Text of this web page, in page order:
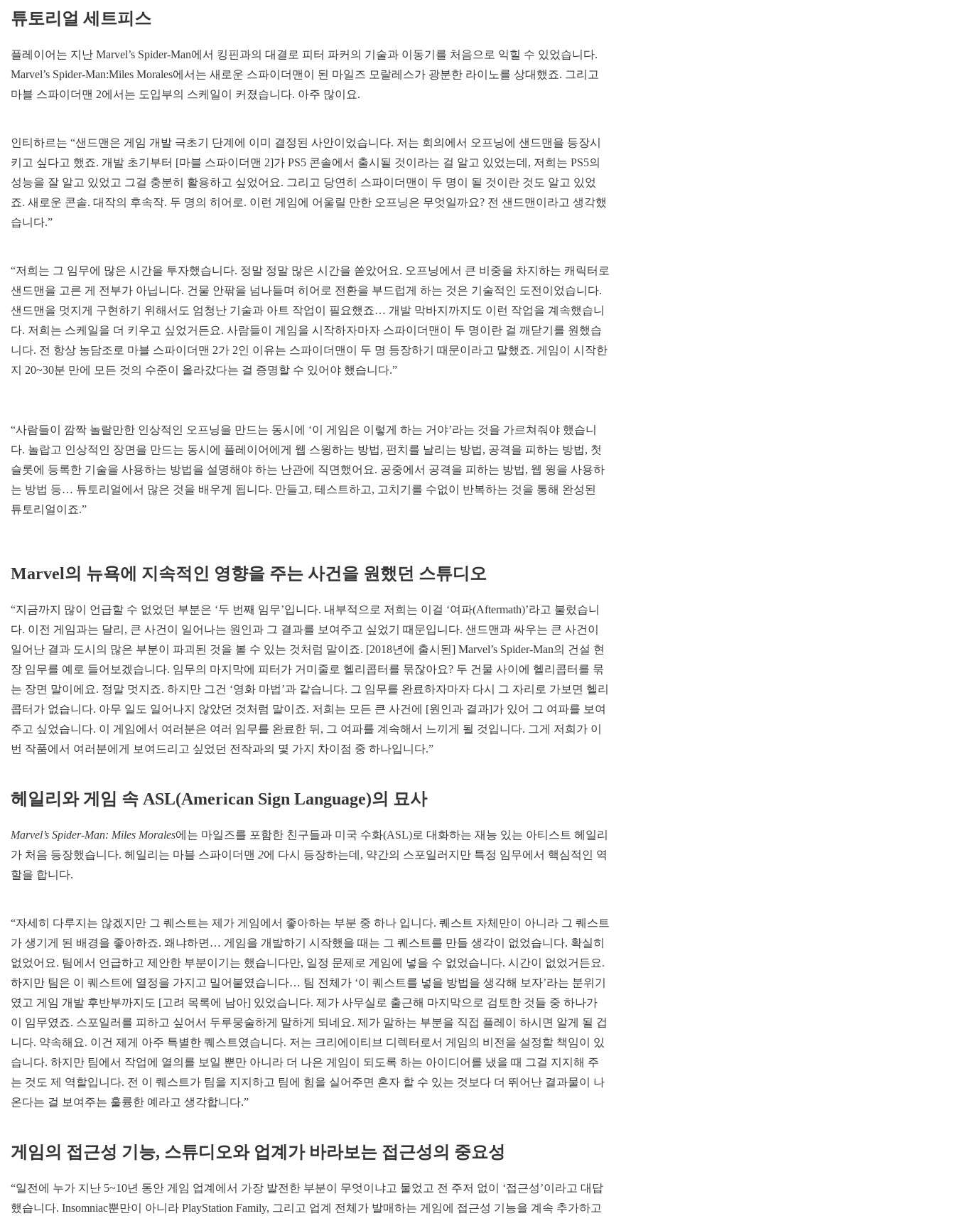
튜토리얼 세트피스
플레이어는 지난 Marvel’s Spider-Man에서 킹핀과의 대결로 피터 파커의 기술과 이동기를 처음으로 익힐 수 있었습니다.
Marvel’s Spider-Man:Miles Morales에서는 새로운 스파이더맨이 된 마일즈 모랄레스가 광분한 라이노를 상대했죠. 그리고
마블 스파이더맨 2에서는 도입부의 스케일이 커졌습니다. 아주 많이요.
인티하르는 “샌드맨은 게임 개발 극초기 단계에 이미 결정된 사안이었습니다. 저는 회의에서 오프닝에 샌드맨을 등장시
키고 싶다고 했죠. 개발 초기부터 [마블 스파이더맨 2]가 PS5 콘솔에서 출시될 것이라는 걸 알고 있었는데, 저희는 PS5의
성능을 잘 알고 있었고 그걸 충분히 활용하고 싶었어요. 그리고 당연히 스파이더맨이 두 명이 될 것이란 것도 알고 있었
죠. 새로운 콘솔. 대작의 후속작. 두 명의 히어로. 이런 게임에 어울릴 만한 오프닝은 무엇일까요? 전 샌드맨이라고 생각했
습니다.”
“저희는 그 임무에 많은 시간을 투자했습니다. 정말 정말 많은 시간을 쏟았어요. 오프닝에서 큰 비중을 차지하는 캐릭터로
샌드맨을 고른 게 전부가 아닙니다. 건물 안팎을 넘나들며 히어로 전환을 부드럽게 하는 것은 기술적인 도전이었습니다.
샌드맨을 멋지게 구현하기 위해서도 엄청난 기술과 아트 작업이 필요했죠… 개발 막바지까지도 이런 작업을 계속했습니
다. 저희는 스케일을 더 키우고 싶었거든요. 사람들이 게임을 시작하자마자 스파이더맨이 두 명이란 걸 깨닫기를 원했습
니다. 전 항상 농담조로 마블 스파이더맨 2가 2인 이유는 스파이더맨이 두 명 등장하기 때문이라고 말했죠. 게임이 시작한
지 20~30분 만에 모든 것의 수준이 올라갔다는 걸 증명할 수 있어야 했습니다.”
“사람들이 깜짝 놀랄만한 인상적인 오프닝을 만드는 동시에 ‘이 게임은 이렇게 하는 거야’라는 것을 가르쳐줘야 했습니
다. 놀랍고 인상적인 장면을 만드는 동시에 플레이어에게 웹 스윙하는 방법, 펀치를 날리는 방법, 공격을 피하는 방법, 첫
슬롯에 등록한 기술을 사용하는 방법을 설명해야 하는 난관에 직면했어요. 공중에서 공격을 피하는 방법, 웹 윙을 사용하
는 방법 등… 튜토리얼에서 많은 것을 배우게 됩니다. 만들고, 테스트하고, 고치기를 수없이 반복하는 것을 통해 완성된
튜토리얼이죠.”
Marvel의 뉴욕에 지속적인 영향을 주는 사건을 원했던 스튜디오
“지금까지 많이 언급할 수 없었던 부분은 ‘두 번째 임무’입니다. 내부적으로 저희는 이걸 ‘여파(Aftermath)’라고 불렀습니
다. 이전 게임과는 달리, 큰 사건이 일어나는 원인과 그 결과를 보여주고 싶었기 때문입니다. 샌드맨과 싸우는 큰 사건이
일어난 결과 도시의 많은 부분이 파괴된 것을 볼 수 있는 것처럼 말이죠. [2018년에 출시된] Marvel’s Spider-Man의 건설 현
장 임무를 예로 들어보겠습니다. 임무의 마지막에 피터가 거미줄로 헬리콥터를 묶잖아요? 두 건물 사이에 헬리콥터를 묶
는 장면 말이에요. 정말 멋지죠. 하지만 그건 ‘영화 마법’과 같습니다. 그 임무를 완료하자마자 다시 그 자리로 가보면 헬리
콥터가 없습니다. 아무 일도 일어나지 않았던 것처럼 말이죠. 저희는 모든 큰 사건에 [원인과 결과]가 있어 그 여파를 보여
주고 싶었습니다. 이 게임에서 여러분은 여러 임무를 완료한 뒤, 그 여파를 계속해서 느끼게 될 것입니다. 그게 저희가 이
번 작품에서 여러분에게 보여드리고 싶었던 전작과의 몇 가지 차이점 중 하나입니다.”
헤일리와 게임 속 ASL(American Sign Language)의 묘사
Marvel’s Spider-Man: Miles Morales에는 마일즈를 포함한 친구들과 미국 수화(ASL)로 대화하는 재능 있는 아티스트 헤일리
가 처음 등장했습니다. 헤일리는 마블 스파이더맨 2에 다시 등장하는데, 약간의 스포일러지만 특정 임무에서 핵심적인 역
할을 합니다.
“자세히 다루지는 않겠지만 그 퀘스트는 제가 게임에서 좋아하는 부분 중 하나 입니다. 퀘스트 자체만이 아니라 그 퀘스트
가 생기게 된 배경을 좋아하죠. 왜냐하면… 게임을 개발하기 시작했을 때는 그 퀘스트를 만들 생각이 없었습니다. 확실히
없었어요. 팀에서 언급하고 제안한 부분이기는 했습니다만, 일정 문제로 게임에 넣을 수 없었습니다. 시간이 없었거든요.
하지만 팀은 이 퀘스트에 열정을 가지고 밀어붙였습니다… 팀 전체가 ‘이 퀘스트를 넣을 방법을 생각해 보자’라는 분위기
였고 게임 개발 후반부까지도 [고려 목록에 남아] 있었습니다. 제가 사무실로 출근해 마지막으로 검토한 것들 중 하나가
이 임무였죠. 스포일러를 피하고 싶어서 두루뭉술하게 말하게 되네요. 제가 말하는 부분을 직접 플레이 하시면 알게 될 겁
니다. 약속해요. 이건 제게 아주 특별한 퀘스트였습니다. 저는 크리에이티브 디렉터로서 게임의 비전을 설정할 책임이 있
습니다. 하지만 팀에서 작업에 열의를 보일 뿐만 아니라 더 나은 게임이 되도록 하는 아이디어를 냈을 때 그걸 지지해 주
는 것도 제 역할입니다. 전 이 퀘스트가 팀을 지지하고 팀에 힘을 실어주면 혼자 할 수 있는 것보다 더 뛰어난 결과물이 나
온다는 걸 보여주는 훌륭한 예라고 생각합니다.”
게임의 접근성 기능, 스튜디오와 업계가 바라보는 접근성의 중요성
“일전에 누가 지난 5~10년 동안 게임 업계에서 가장 발전한 부분이 무엇이냐고 물었고 전 주저 없이 ‘접근성’이라고 대답
했습니다. Insomniac뿐만이 아니라 PlayStation Family, 그리고 업계 전체가 발매하는 게임에 접근성 기능을 계속 추가하고